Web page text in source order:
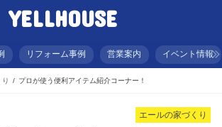
YELLHOUSE
リフォーム事例 営業案内 イベント情報
プロが使う便利アイテム紹介コーナー！
エールの家づくり